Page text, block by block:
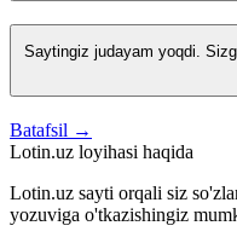
Saytingiz judayam yoqdi.
Batafsil →
Lotin.uz loyihasi haqida
Lotin.uz sayti orqali siz
yozuviga o'tkazishingiz